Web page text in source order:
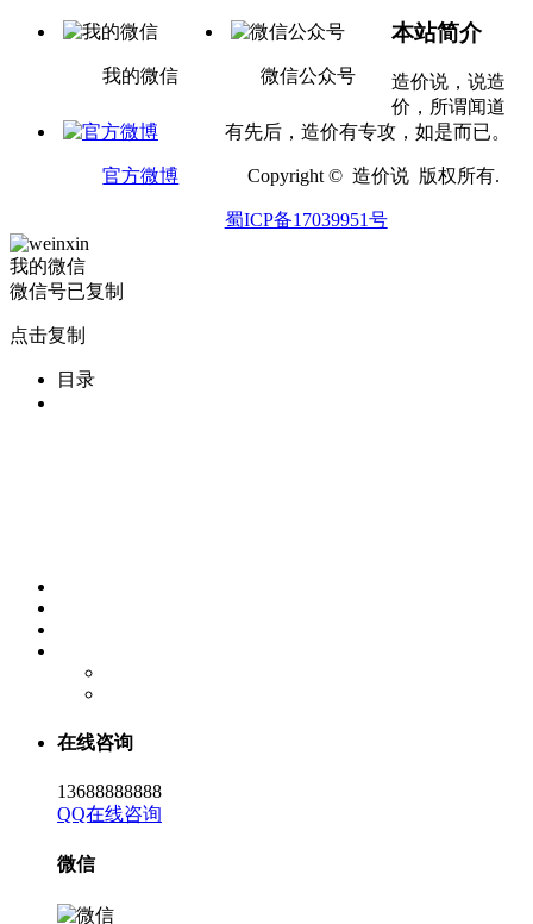
我的微信 微信公众号
官方微博
本站简介
造价说，说造
价，所谓闻道
有先后，造价有专攻，如是而已。
Copyright © 造价说 版权所有.
蜀ICP备17039951号
我的微信
微信号已复制
点击复制
目录
在线咨询
13688888888
QQ在线咨询
微信